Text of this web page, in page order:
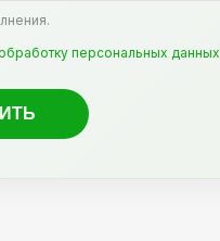
персональных данных